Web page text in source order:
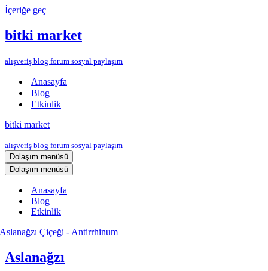
İçeriğe geç
bitki market
alışveriş blog forum sosyal paylaşım
Anasayfa
Blog
Etkinlik
bitki market
alışveriş blog forum sosyal paylaşım
Dolaşım menüsü
Dolaşım menüsü
Anasayfa
Blog
Etkinlik
Aslanağzı